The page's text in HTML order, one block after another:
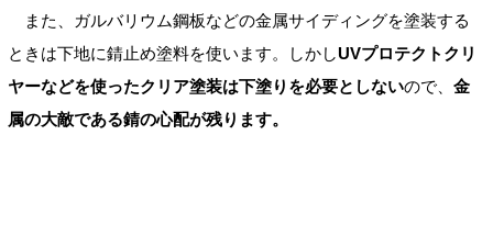
また、ガルバリウム鋼板などの金属サイディングを塗装する
ときは下地に錆止め塗料を使います。しかしUVプロテクトクリ
ヤーなどを使ったクリア塗装は下塗りを必要としないので、 金
属の大敵である錆の心配が残ります。